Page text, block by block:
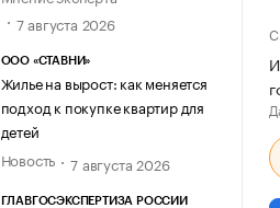
7 августа 2026
ООО «СТАВНИ»
Жилье на вырост: как меняется
подход к покупке квартир для
детей
Новость
7 августа 2026
ГЛАВГОСЭКСПЕРТИЗА РОССИИ